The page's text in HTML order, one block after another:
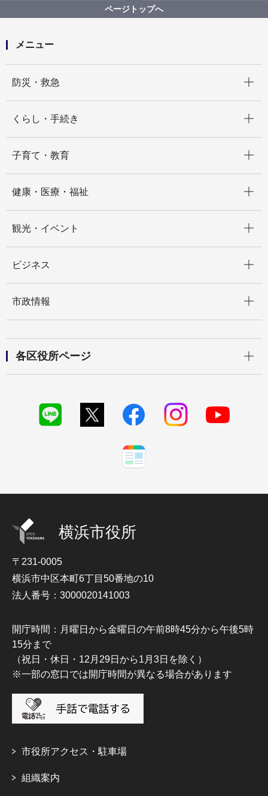
ドリームジャンボ宝くじ ドリームジャンボミニ発
売！横浜市内の売り場またはインターネットで！
ページトップへ
メニュー
防災・救急
くらし・手続き
子育て・教育
健康・医療・福祉
観光・イベント
ビジネス
市政情報
各区役所ページ
横浜市役所
〒231-0005
横浜市中区本町6丁目50番地の10
法人番号：3000020141003
開庁時間：月曜日から金曜日の午前8時45分から午後5時
15分まで
（祝日・休日・12月29日から1月3日を除く）
※一部の窓口では開庁時間が異なる場合があります
市役所アクセス・駐車場
組織案内